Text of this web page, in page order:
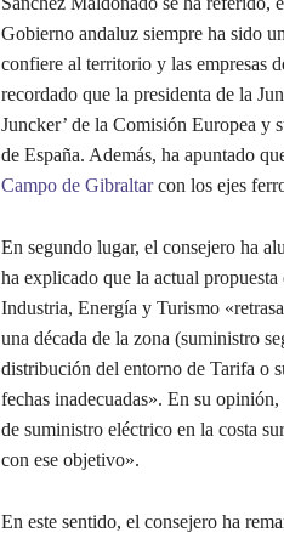
Gobierno andaluz siempre ha sido
confiere al territorio y las empresas
recordado que la presidenta de la
Juncker’ de la Comisión Europea y
de España. Además, ha apuntado
Campo de Gibraltarcon los ejes
En segundo lugar, el consejero ha
ha explicado que la actual
Industria, Energía y Turismo
una década de la zona (suministro
distribución del entorno de Tarifa o
fechas inadecuadas». En su
de suministro eléctrico en la costa
con ese objetivo».
En este sentido, el consejero ha